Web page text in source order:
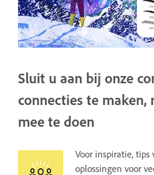
Sluit u aan bij onze
connecties te maken,
mee te doen
Voor inspiratie, tips
oplossingen voor